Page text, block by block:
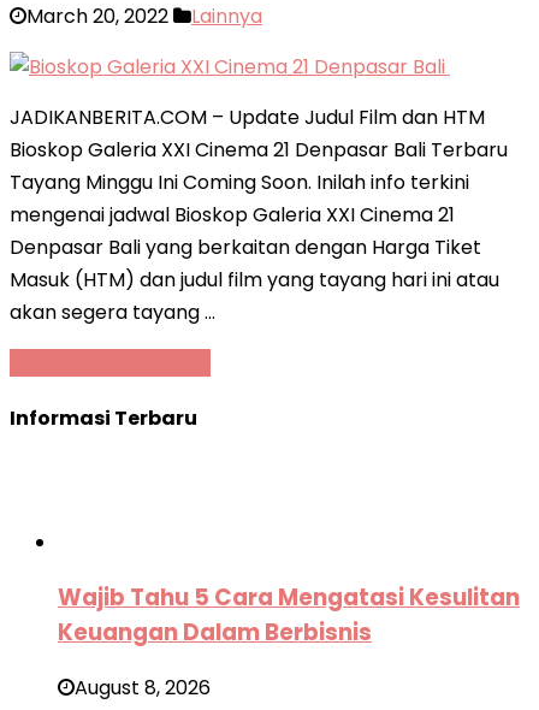
March 20, 2022 Lainnya
JADIKANBERITA.COM – Update Judul Film dan HTM
Bioskop Galeria XXI Cinema 21 Denpasar Bali Terbaru
Tayang Minggu Ini Coming Soon. Inilah info terkini
mengenai jadwal Bioskop Galeria XXI Cinema 21
Denpasar Bali yang berkaitan dengan Harga Tiket
Masuk (HTM) dan judul film yang tayang hari ini atau
akan segera tayang …
Informasi Terbaru
Wajib Tahu 5 Cara Mengatasi Kesulitan
Keuangan Dalam Berbisnis
August 8, 2026